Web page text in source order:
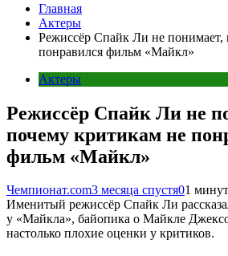
Главная
Актеры
Режиссёр Спайк Ли не понимает,
понравился фильм «Майкл»
Актеры
Режиссёр Спайк Ли не
почему критикам не
фильм «Майкл»
Чемпионат.com3 месяца спустя01
Именитый режиссёр Спайк Ли
у «Майкла», байопика о Майкле
настолько плохие оценки у критиков.